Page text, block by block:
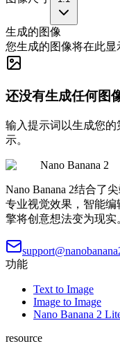
生成的图像
您生成的图像将在此显
还没有生成任何图
输入提示词以生成您
示。
Nano Banana 2
Nano Banana 2结合了
专业视觉效果，智能编
擎将创意想法变为现实
功能
Text to Image
Image to Image
Nano Banana 2
resource